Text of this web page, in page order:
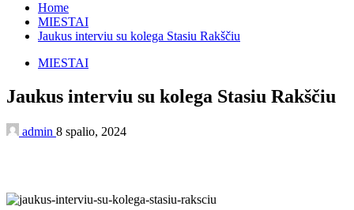
Home
MIESTAI
Jaukus interviu su kolega Stasiu Rakščiu
MIESTAI
Jaukus interviu su kolega Stasiu Rakščiu
admin 8 spalio, 2024